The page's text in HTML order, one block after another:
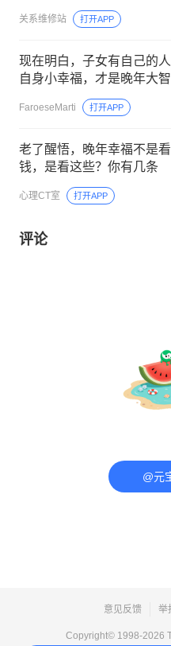
关系维修站 打开APP
现在明白，子女有自己的
自身小幸福，才是晚年大
FaroeseMarti 打开APP
老了醒悟，晚年幸福不是
钱，是看这些？你有几条
心理CT室 打开APP
评论
@元
意见反馈 举
Copyright© 1998-2026